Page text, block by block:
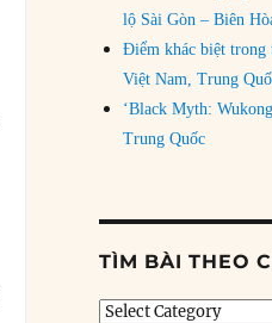
lộ Sài Gòn – Biên
Điểm khác biệt trong
Việt Nam, Trung
‘Black Myth:
Trung Quốc
TÌM BÀI THEO
Tìm